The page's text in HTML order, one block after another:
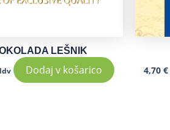
LEŠNIK
Dodaj v košarico 4,70 €